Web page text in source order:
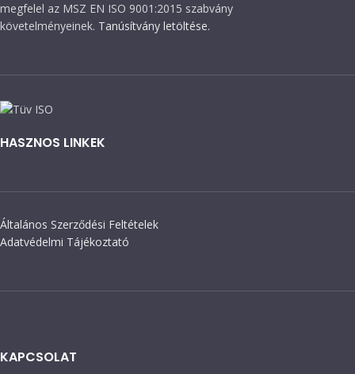
megfelel az MSZ EN ISO 9001:2015 szabvány
követelményeinek. Tanúsítvány letöltése.
HASZNOS LINKEK
Általános Szerződési Feltételek
Adatvédelmi Tájékoztató
KAPCSOLAT